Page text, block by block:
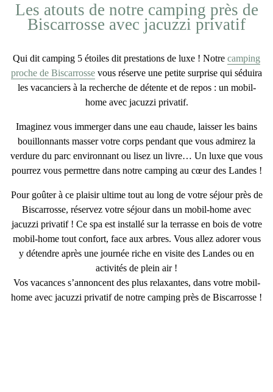
Les atouts de notre camping près de
Biscarrosse avec jacuzzi privatif
Qui dit camping 5 étoiles dit prestations de luxe ! Notre camping
proche de Biscarrosse vous réserve une petite surprise qui séduira
les vacanciers à la recherche de détente et de repos : un mobil-
home avec jacuzzi privatif.
Imaginez vous immerger dans une eau chaude, laisser les bains
bouillonnants masser votre corps pendant que vous admirez la
verdure du parc environnant ou lisez un livre… Un luxe que vous
pourrez vous permettre dans notre camping au cœur des Landes !
Pour goûter à ce plaisir ultime tout au long de votre séjour près de
Biscarrosse, réservez votre séjour dans un mobil-home avec
jacuzzi privatif! Ce spa est installé sur la terrasse en bois de votre
mobil-home tout confort, face aux arbres. Vous allez adorer vous
y détendre après une journée riche en visite des Landes ou en
activités de plein air !
Vos vacances s’annoncent des plus relaxantes, dans votre mobil-
home avec jacuzzi privatif de notre camping près de Biscarrosse !